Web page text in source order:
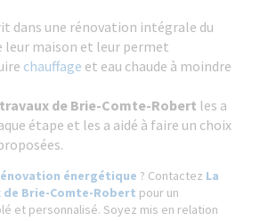
dans une rénovation intégrale du
leur maison et leur permet
chauffage et eau chaude à moindre
de Brie-Comte-Robert les a
étape et les a aidé à faire un choix
énergétique ? Contactez La
de Brie-Comte-Robert pour un
et personnalisé. Soyez mis en relation